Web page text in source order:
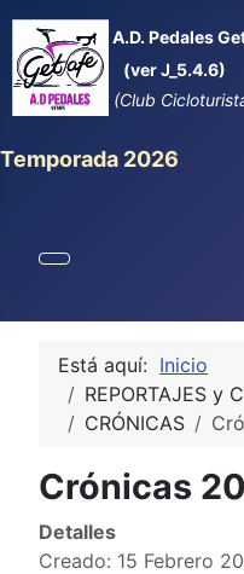
A.D. Pedales
(ver J_5.4.6)
(Club
Temporada 2026
Está aquí: Inicio
REPORTAJES y
CRÓNICAS
Crónicas
Detalles
Creado: 15 Febrero